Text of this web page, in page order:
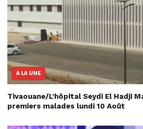
A LA UNE
Tivaouane/L’hôpital Seydi El Hadji
premiers malades lundi 10 Août